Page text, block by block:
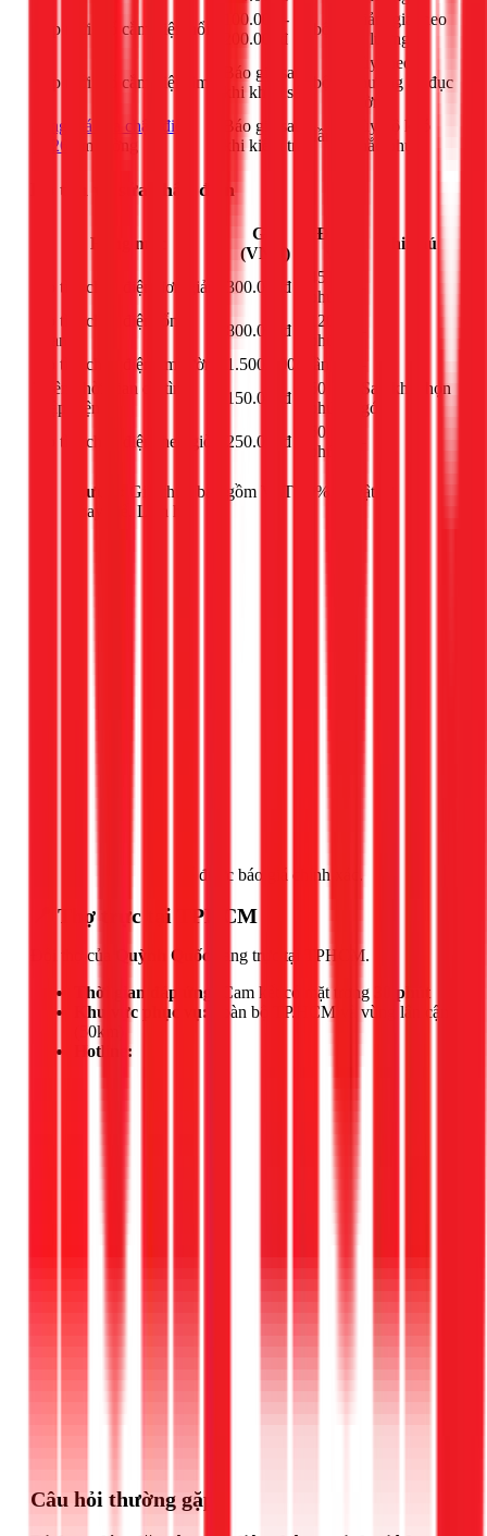
Lắp mới 1 ổ cắm điện nổi
100.000 -
200.000đ
bộ
Giảm giá theo
số lượng
Lắp mới 1 ổ cắm điện âm
Báo giá sau
khi khảo sát
bộ
Tùy theo
phương án đục
tường
bảng giá sửa chập điện
2026
âm tường
Báo giá sau
khi kiểm tra
lần
Tùy độ khó
khắc phục
Dò tìm và sửa chập điện
Hạng mục
Giá
(VNĐ)
Đơn
Ghi chú
Dò tìm chập điện đơn giản 300.000đ
45
phút
Dò tìm chập điện tổng
quan
800.000đ
120
phút
Dò tìm chập điện âm tường
1.500.000đ lần
Thêm thời gian dò tìm
chập điện
150.000đ
60
phút
Sau khi chọn
gói
Dò tìm chập điện theo giờ
250.000đ
60
phút
Lưu ý:
Giá chưa bao gồm VAT 10% và vật tư
thay thế. Liên hệ
để được báo giá chính xác.
📍 Thợ trực tại TPHCM
Đội thợ của Quỳnh Quốc
đang trực tại TPHCM.
Thời gian đáp ứng:
Cam kết có mặt trong
30 phút
Khu vực phục vụ:
Toàn bộ TP.HCM và vùng lân cận
(50km)
Hotline:
Câu hỏi thường gặp